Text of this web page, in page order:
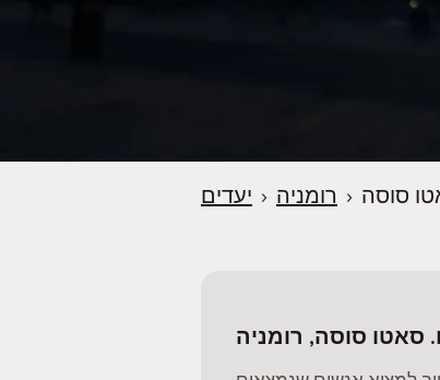
יעדים › רומניה › סוסה
סאטו סוסה, רומניה